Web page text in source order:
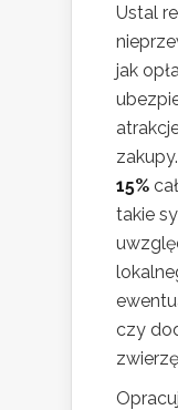
Ustal
jak
15%
takie
czy